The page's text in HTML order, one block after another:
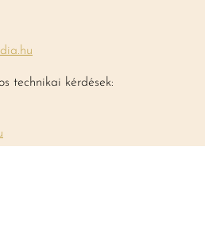
technikai kérdések: